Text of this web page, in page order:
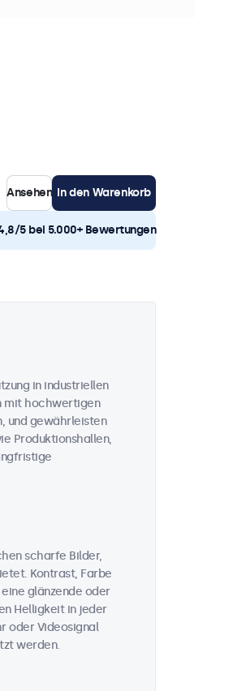
Ansehen In den Warenkorb
5 bei 5.000+ Bewertungen
in industriellen
mit hochwertigen
und gewährleisten
Produktionshallen,
scharfe Bilder,
Kontrast, Farbe
glänzende oder
Helligkeit in jeder
oder Videosignal
werden.